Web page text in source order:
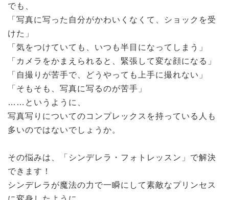
でも、
「写真に写った自分がかわいくなくて、ショックを受
けた」
「気をつけていても、いつも半目になってしまう」
「カメラをかまえられると、緊張して変な顔になる」
「自撮りが苦手で、どうやっても上手に撮れない」
「そもそも、写真に写るのが苦手」
……というように、
写真写りについてのコンプレックスを持っている人も
多いのではないでしょうか。
その悩みは、「シンデレラ・フォトレッスン」で解決
できます！
シンデレラが魔法の力で一瞬にして素敵なプリンセス